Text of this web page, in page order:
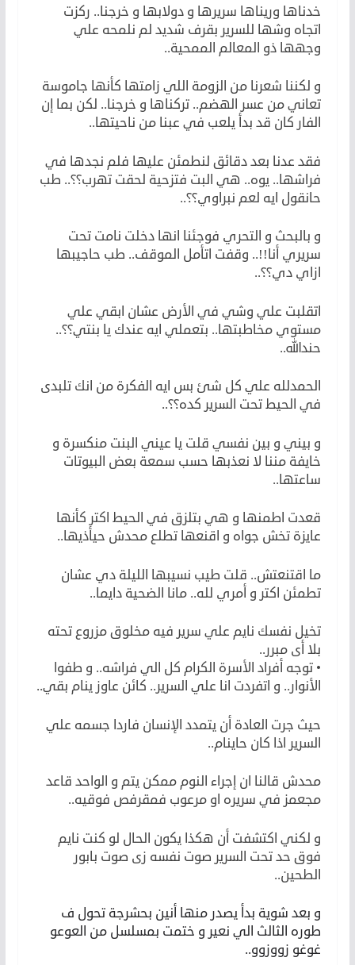
خدناها وريناها سريرها و دولابها و خرجنا.. ركزت
اتجاه وشها للسرير بقرف شديد لم نلمحه علي
وجهها ذو المعالم الممحية..
و لكننا شعرنا من الزومة اللي زامتها كأنها جاموسة
تعاني من عسر الهضم.. تركناها و خرجنا.. لكن بما إن
الفار كان قد بدأ يلعب في عبنا من ناحيتها..
فقد عدنا بعد دقائق لنطمئن عليها فلم نجدها في
فراشها.. يوه.. هي البت فتزحية لحقت تهرب؟؟.. طب
حانقول ايه لعم نبراوي؟؟..
و بالبحث و التحري فوجئنا انها دخلت نامت تحت
سريري أنا!!.. وقفت اتأمل الموقف.. طب حاجيبها
ازاي دي؟؟..
اتقلبت علي وشي في الأرض عشان ابقي علي
مستوي مخاطبتها.. بتعملي ايه عندك يا بنتي؟؟..
حندالله..
الحمدلله علي كل شئ بس ايه الفكرة من انك تلبدى
في الحيط تحت السرير كده؟؟..
و بيني و بين نفسي قلت يا عيني البنت منكسرة و
خايفة مننا لا نعذبها حسب سمعة بعض البيوتات
ساعتها..
قعدت اطمنها و هي بتلزق في الحيط اكتر كأنها
عايزة تخش جواه و اقنعها تطلع محدش حيأذيها..
ما اقتنعتش.. قلت طيب نسيبها الليلة دي عشان
تطمئن اكتر و أمري لله.. مانا الضحية دايما..
تخيل نفسك نايم علي سرير فيه مخلوق مزروع تحته
بلا أى مبرر..
• توجه أفراد الأسرة الكرام كل الي فراشه.. و طفوا
الأنوار.. و اتفردت انا علي السرير.. كائن عاوز ينام بقي..
حيث جرت العادة أن يتمدد الإنسان فاردا جسمه علي
السرير اذا كان حاينام..
محدش قالنا ان إجراء النوم ممكن يتم و الواحد قاعد
مجعمز في سريره او مرعوب فمقرفص فوقيه..
و لكني اكتشفت أن هكذا يكون الحال لو كنت نايم
فوق حد تحت السرير صوت نفسه زى صوت بابور
الطحين..
و بعد شوية بدأ يصدر منها أنين بحشرجة تحول ف
طوره الثالث الي نعير و ختمت بمسلسل من العوعو
غوغو زووزوو..